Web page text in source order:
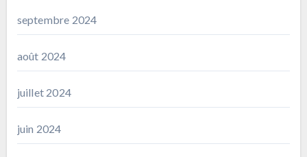
septembre 2024
août 2024
juillet 2024
juin 2024